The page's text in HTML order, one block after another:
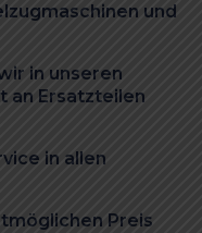
und
in unseren
an Ersatzteilen
in allen
Preis